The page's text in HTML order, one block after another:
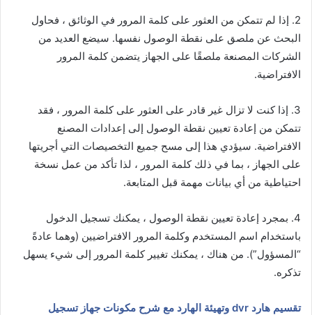
2. إذا لم تتمكن من العثور على كلمة المرور في الوثائق ، فحاول
البحث عن ملصق على نقطة الوصول نفسها. سيضع العديد من
الشركات المصنعة ملصقًا على الجهاز يتضمن كلمة المرور
الافتراضية.
3. إذا كنت لا تزال غير قادر على العثور على كلمة المرور ، فقد
تتمكن من إعادة تعيين نقطة الوصول إلى إعدادات المصنع
الافتراضية. سيؤدي هذا إلى مسح جميع التخصيصات التي أجريتها
على الجهاز ، بما في ذلك كلمة المرور ، لذا تأكد من عمل نسخة
احتياطية من أي بيانات مهمة قبل المتابعة.
4. بمجرد إعادة تعيين نقطة الوصول ، يمكنك تسجيل الدخول
باستخدام اسم المستخدم وكلمة المرور الافتراضيين (وهما عادةً
“المسؤول”). من هناك ، يمكنك تغيير كلمة المرور إلى شيء يسهل
تذكره.
تقسيم هارد dvr وتهيئة الهارد مع شرح مكونات جهاز تسجيل